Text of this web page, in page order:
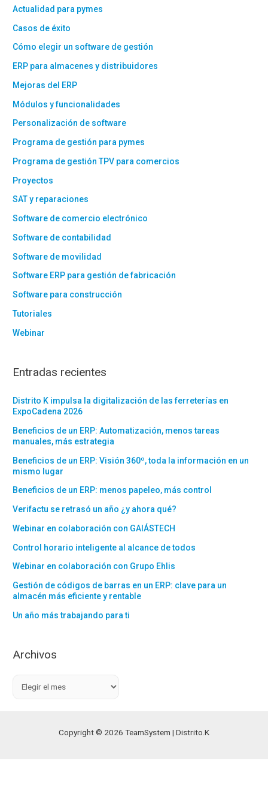
Actualidad para pymes
Casos de éxito
Cómo elegir un software de gestión
ERP para almacenes y distribuidores
Mejoras del ERP
Módulos y funcionalidades
Personalización de software
Programa de gestión para pymes
Programa de gestión TPV para comercios
Proyectos
SAT y reparaciones
Software de comercio electrónico
Software de contabilidad
Software de movilidad
Software ERP para gestión de fabricación
Software para construcción
Tutoriales
Webinar
Entradas recientes
Distrito K impulsa la digitalización de las ferreterías en
ExpoCadena 2026
Beneficios de un ERP: Automatización, menos tareas
manuales, más estrategia
Beneficios de un ERP: Visión 360º, toda la información en un
mismo lugar
Beneficios de un ERP: menos papeleo, más control
Verifactu se retrasó un año ¿y ahora qué?
Webinar en colaboración con GAIÁSTECH
Control horario inteligente al alcance de todos
Webinar en colaboración con Grupo Ehlis
Gestión de códigos de barras en un ERP: clave para un
almacén más eficiente y rentable
Un año más trabajando para ti
Archivos
Copyright © 2026 TeamSystem | Distrito.K